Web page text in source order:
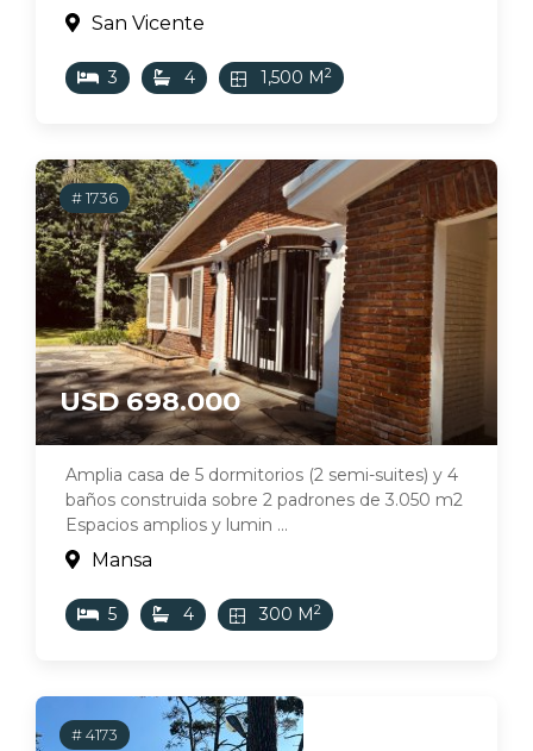
San Vicente
3 4 1,500 M2
# 1736
USD 698.000
Amplia casa de 5 dormitorios (2 semi-suites) y 4
baños construida sobre 2 padrones de 3.050 m2
Espacios amplios y lumin ...
Mansa
5 4 300 M2
# 4173